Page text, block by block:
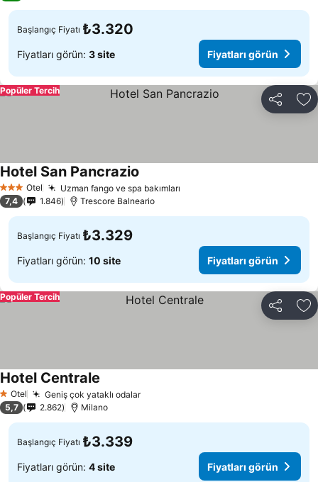
Başlangıç Fiyatı ₺3.320
Fiyatları görün: 3 site Fiyatları görün
Paylaş
Popüler Tercih
3 YıldızOtel Uzman fango ve spa bakımları
Hotel San Pancrazio
7,4 1.846 Trescore Balneario
Başlangıç Fiyatı ₺3.329
Fiyatları görün: 10 site Fiyatları görün
Paylaş
Popüler Tercih
1 Yıldız
Otel Geniş çok yataklı odalar
Hotel Centrale
5,7 2.862 Milano
Başlangıç Fiyatı ₺3.339
Fiyatları görün: 4 site Fiyatları görün